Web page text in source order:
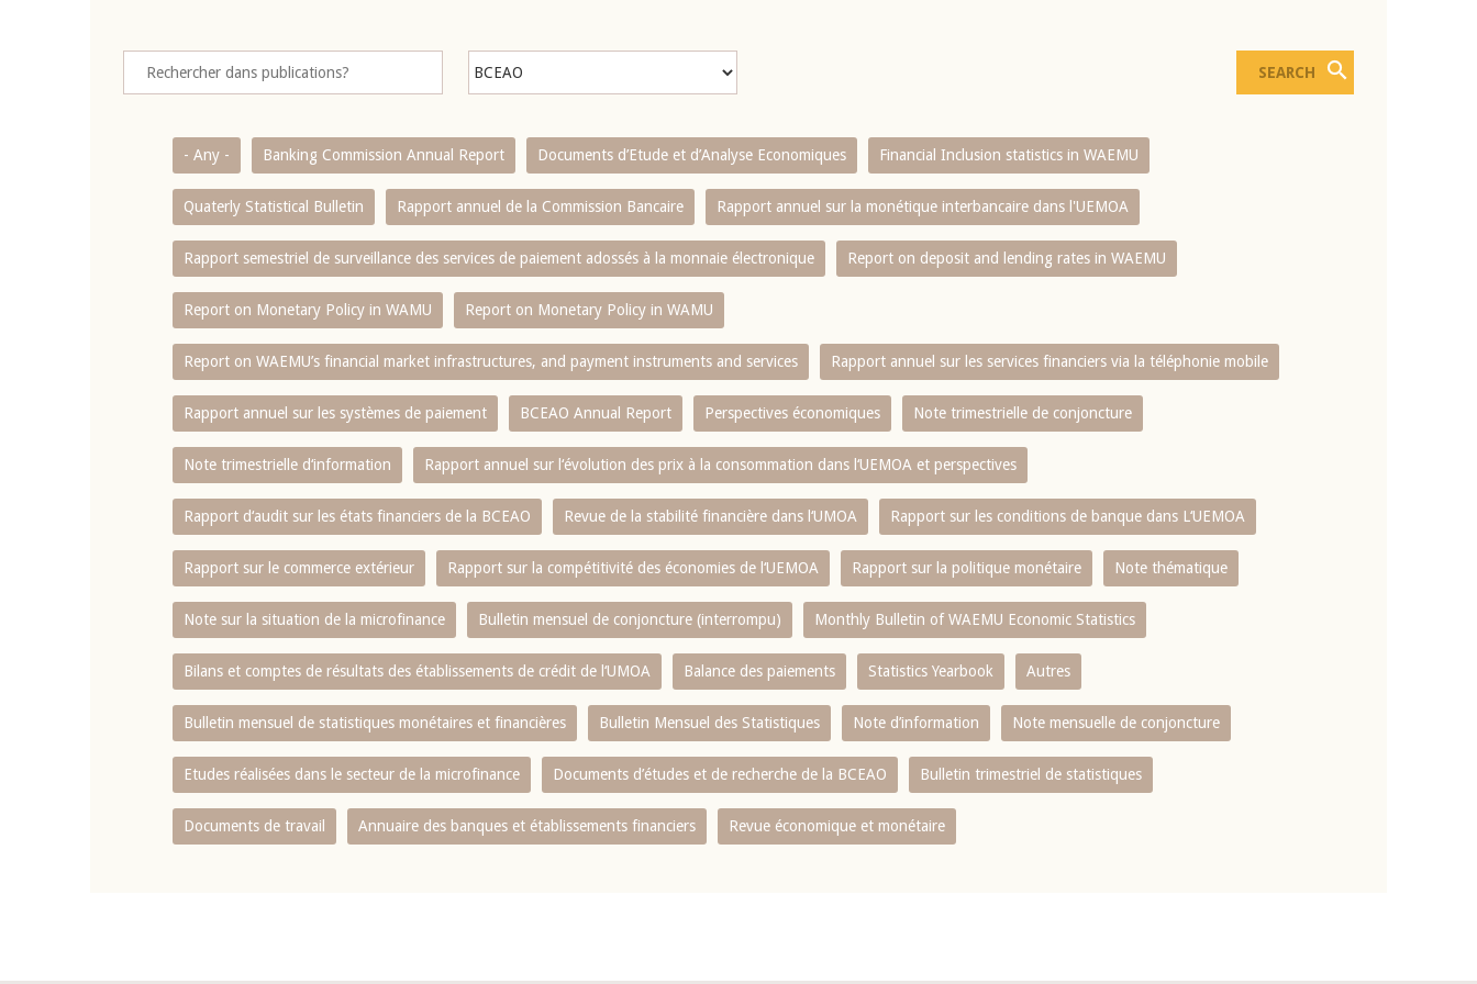
- Any - Banking Commission Annual Report Documents d’Etude et d’Analyse Economiques Financial Inclusion statistics in WAEMU
Quaterly Statistical Bulletin Rapport annuel de la Commission Bancaire Rapport annuel sur la monétique interbancaire dans l'UEMOA
Rapport semestriel de surveillance des services de paiement adossés à la monnaie électronique Report on deposit and lending rates in WAEMU
Report on Monetary Policy in WAMU Report on Monetary Policy in WAMU
Report on WAEMU’s financial market infrastructures, and payment instruments and services Rapport annuel sur les services financiers via la téléphonie mobile
Rapport annuel sur les systèmes de paiement BCEAO Annual Report Perspectives économiques Note trimestrielle de conjoncture
Note trimestrielle d‘information Rapport annuel sur l‘évolution des prix à la consommation dans l‘UEMOA et perspectives
Rapport d‘audit sur les états financiers de la BCEAO Revue de la stabilité financière dans l‘UMOA Rapport sur les conditions de banque dans L‘UEMOA
Rapport sur le commerce extérieur Rapport sur la compétitivité des économies de l‘UEMOA Rapport sur la politique monétaire Note thématique
Note sur la situation de la microfinance Bulletin mensuel de conjoncture (interrompu) Monthly Bulletin of WAEMU Economic Statistics
Bilans et comptes de résultats des établissements de crédit de l‘UMOA Balance des paiements Statistics Yearbook Autres
Bulletin mensuel de statistiques monétaires et financières Bulletin Mensuel des Statistiques Note d’information Note mensuelle de conjoncture
Etudes réalisées dans le secteur de la microfinance Documents d’études et de recherche de la BCEAO Bulletin trimestriel de statistiques
Documents de travail Annuaire des banques et établissements financiers Revue économique et monétaire